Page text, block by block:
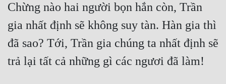
Chừng nào hai người bọn hắn còn, Trần
gia nhất định sẽ không suy tàn. Hàn gia thì
đã sao? Tới, Trần gia chúng ta nhất định sẽ
trả lại tất cả những gì các ngươi đã làm!